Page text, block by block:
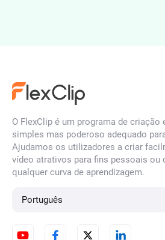
Gerador de
O FlexClip é um programa de criação
simples mas poderoso adequado
Ajudamos os utilizadores a criar
vídeo atrativos para fins pessoais ou
qualquer curva de aprendizagem.
Português